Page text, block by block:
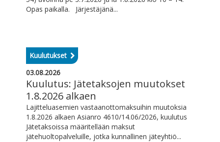
Opas paikalla. Järjestäjänä...
Kuulutukset
03.08.2026
Kuulutus: Jätetaksojen muutokset
1.8.2026 alkaen
Lajitteluasemien vastaanottomaksuihin muutoksia
1.8.2026 alkaen Asianro 4610/14.06/2026, kuulutus
Jätetaksoissa määritellään maksut
jätehuoltopalveluille, jotka kunnallinen jäteyhtiö...